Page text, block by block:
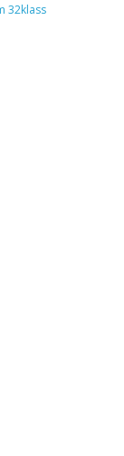
32klass